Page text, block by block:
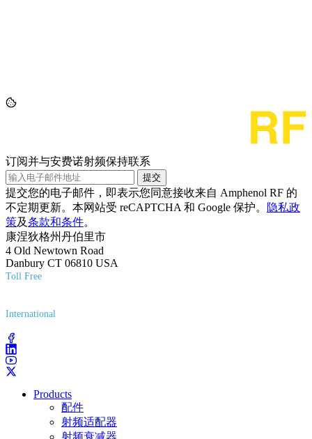
订阅并与安费诺射频保持联系
提交
提交您的电子邮件，即表示您同意接收来自 Amphenol RF 的
不定期更新。本网站受 reCAPTCHA 和 Google 保护。
隐私政
策及条款和条件。
康涅狄格州丹伯里市
4 Old Newtown Road
Danbury CT 06810 USA
Toll Free
International
Products
配件
射频适配器